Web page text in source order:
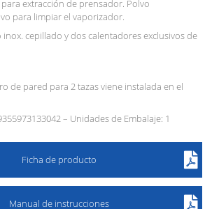
extracción de prensador. Polvo
para limpiar el vaporizador.
inox. cepillado y dos calentadores exclusivos de
de pared para 2 tazas viene instalada en el
– Unidades de Embalaje: 1
Ficha de producto
Manual de instrucciones